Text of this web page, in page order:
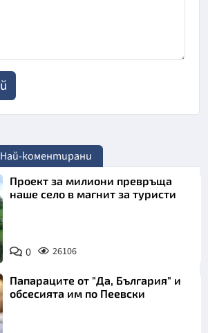
Най-коментирани
Проект за милиони превръща
наше село в магнит за туристи
0 26106
Папараците от "Да, България" и
обсесията им по Пеевски